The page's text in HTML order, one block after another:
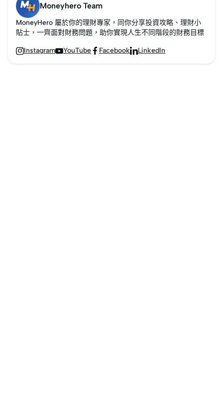
Moneyhero Team
MoneyHero 屬於你的理財專家，同你分享投資攻略、理財小
貼士，一齊面對財務問題，助你實現人生不同階段的財務目標
InstagramYouTube  FacebookLinkedIn